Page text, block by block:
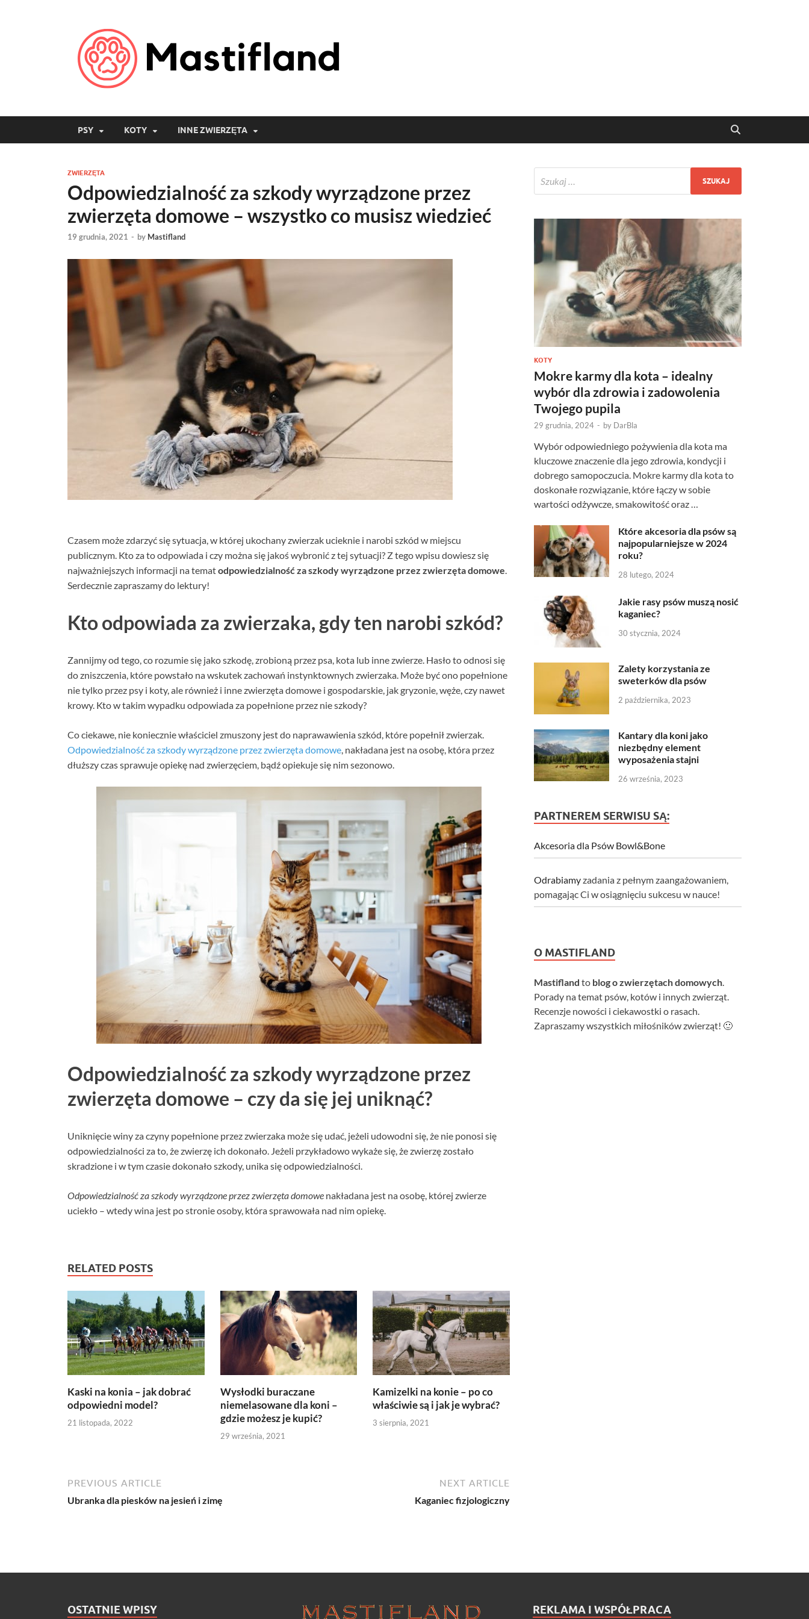
PSY KOTY INNE ZWIERZĘTA
ZWIERZĘTA
Odpowiedzialność za szkody wyrządzone przez
zwierzęta domowe – wszystko co musisz wiedzieć
19 grudnia, 2021 - by Mastifland
Czasem może zdarzyć się sytuacja, w której ukochany zwierzak ucieknie i narobi szkód w miejscu
publicznym. Kto za to odpowiada i czy można się jakoś wybronić z tej sytuacji? Z tego wpisu dowiesz się
najważniejszych informacji na tematodpowiedzialność za szkody wyrządzone przez zwierzęta domowe.
Serdecznie zapraszamy do lektury!
Kto odpowiada za zwierzaka, gdy ten narobi szkód?
Zannijmy od tego, co rozumie się jako szkodę, zrobioną przez psa, kota lub inne zwierze. Hasło to odnosi się
do zniszczenia, które powstało na wskutek zachowań instynktownych zwierzaka. Może być ono popełnione
nie tylko przez psy i koty, ale również i inne zwierzęta domowe i gospodarskie, jak gryzonie, węże, czy nawet
krowy. Kto w takim wypadku odpowiada za popełnione przez nie szkody?
Co ciekawe, nie koniecznie właściciel zmuszony jest do naprawawienia szkód, które popełnił zwierzak.
Odpowiedzialność za szkody wyrządzone przez zwierzęta domowe, nakładana jest na osobę, która przez
dłuższy czas sprawuje opiekę nad zwierzęciem, bądź opiekuje się nim sezonowo.
Odpowiedzialność za szkody wyrządzone przez
zwierzęta domowe – czy da się jej uniknąć?
Uniknięcie winy za czyny popełnione przez zwierzaka może się udać, jeżeli udowodni się, że nie ponosi się
odpowiedzialności za to, że zwierzę ich dokonało. Jeżeli przykładowo wykaże się, że zwierzę zostało
skradzione i w tym czasie dokonało szkody, unika się odpowiedzialności.
Odpowiedzialność za szkody wyrządzone przez zwierzęta domowe nakładana jest na osobę, której zwierze
uciekło – wtedy wina jest po stronie osoby, która sprawowała nad nim opiekę.
RELATED POSTS
Kaski na konia – jak dobrać
odpowiedni model?
21 listopada, 2022
Wysłodki buraczane
niemelasowane dla koni –
gdzie możesz je kupić?
29 września, 2021
Kamizelki na konie – po co
właściwie są i jak je wybrać?
3 sierpnia, 2021
PREVIOUS ARTICLE
Ubranka dla piesków na jesień i zimę
NEXT ARTICLE
Kaganiec fizjologiczny
KOTY
Mokre karmy dla kota – idealny
wybór dla zdrowia i zadowolenia
Twojego pupila
29 grudnia, 2024 - by DarBla
Wybór odpowiedniego pożywienia dla kota ma
kluczowe znaczenie dla jego zdrowia, kondycji i
dobrego samopoczucia. Mokre karmy dla kota to
doskonałe rozwiązanie, które łączy w sobie
wartości odżywcze, smakowitość oraz …
Które akcesoria dla psów są
najpopularniejsze w 2024
roku?
28 lutego, 2024
Jakie rasy psów muszą nosić
kaganiec?
30 stycznia, 2024
Zalety korzystania ze
sweterków dla psów
2 października, 2023
Kantary dla koni jako
niezbędny element
wyposażenia stajni
26 września, 2023
PARTNEREM SERWISU SĄ:
Akcesoria dla Psów Bowl&Bone
Odrabiamyzadania z pełnym zaangażowaniem,
pomagając Ci w osiągnięciu sukcesu w nauce!
O MASTIFLAND
Mastifland to blog o zwierzętach domowych.
Porady na temat psów, kotów i innych zwierząt.
Recenzje nowości i ciekawostki o rasach.
Zapraszamy wszystkich miłośników zwierząt! 🙂
OSTATNIE WPISY REKLAMA I WSPÓŁPRACA